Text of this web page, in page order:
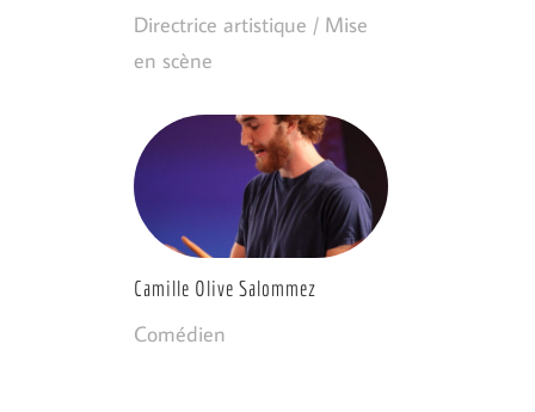
Directrice artistique / Mise
en scène
Camille Olive Salommez
Comédien